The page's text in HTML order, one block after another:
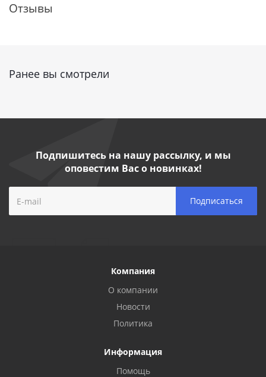
Отзывы
Ранее вы смотрели
Подпишитесь на нашу рассылку, и мы
оповестим Вас о новинках!
Компания
О компании
Новости
Политика
Информация
Помощь